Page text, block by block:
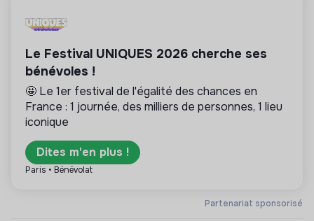
Partenariat sponsorisé
Le Festival UNIQUES 2026 cherche ses
bénévoles !
🤩 Le 1er festival de l'égalité des chances en
France : 1 journée, des milliers de personnes, 1 lieu
iconique
Dites m'en plus !
Paris • Bénévolat